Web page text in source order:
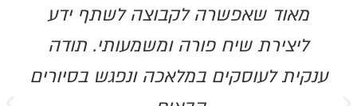
מאוד שאפשרה לקבוצה לשתף ידע
ליצירת שיח פורה ומשמעותי. תודה
ענקית לעוסקים במלאכה ונפגש בסיורים